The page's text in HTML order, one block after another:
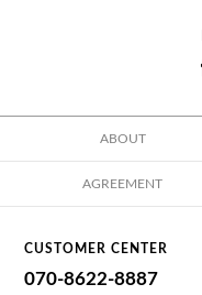
ABOUT
AGREEMENT
CUSTOMER CENTER
070-8622-8887